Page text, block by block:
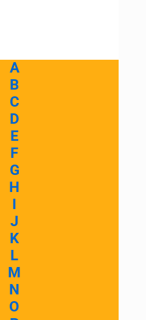
A
B
C
D
E
F
G
H
I
J
K
L
M
N
O